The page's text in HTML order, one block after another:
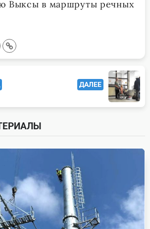
Выксы в маршруты речных
ДАЛЕЕ